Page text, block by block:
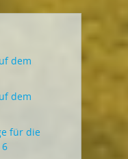
dem
dem
für die